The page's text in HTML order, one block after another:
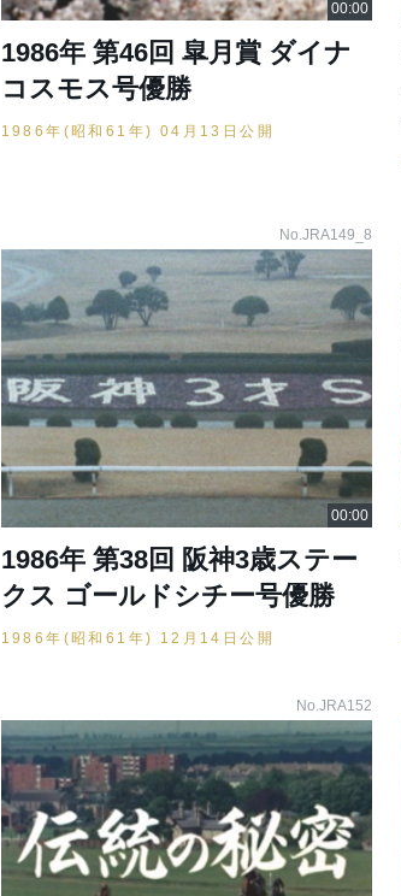
1986年 第46回 皐月賞 ダイナ
コスモス号優勝
1986年(昭和61年) 04月13日公開
No.JRA149_8
1986年 第38回 阪神3歳ステー
クス ゴールドシチー号優勝
1986年(昭和61年) 12月14日公開
No.JRA152